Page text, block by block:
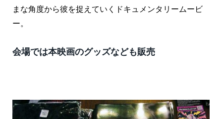
まな角度から彼を捉えていくドキュメンタリームービ
ー。
会場では本映画のグッズなども販売